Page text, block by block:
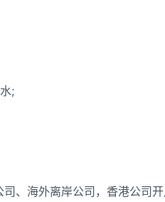
;
海外离岸公司，香港公司开